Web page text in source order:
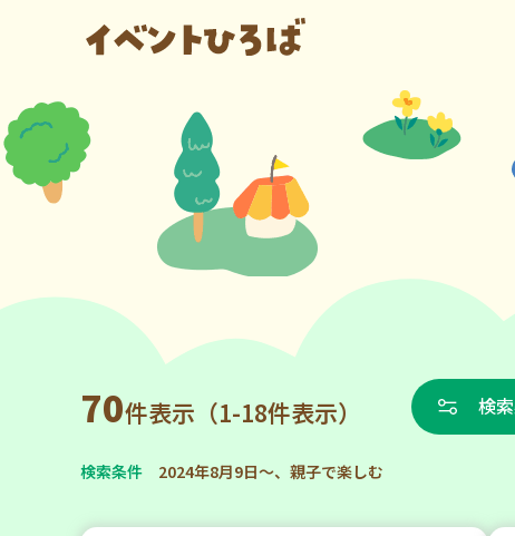
70件表示（1-18件表示） 検
検索条件 2024年8月9日～、親子で楽しむ